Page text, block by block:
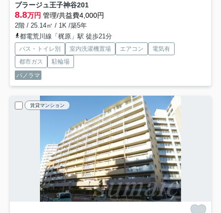
プラージュ王子神谷201
8.8万円 管理/共益費4,000円
2階 / 25.14㎡ / 1K /築5年
都電荒川線「梶原」駅 徒歩21分
バス・トイレ別 室内洗濯機置場 エアコン
電気有
都市ガス
駐輪場
パノラマ
賃貸マンション